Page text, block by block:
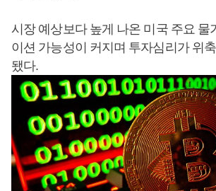
시장 예상보다 높게 나온 미국 주요 물
이션 가능성이 커지며 투자심리가 위
됐다.